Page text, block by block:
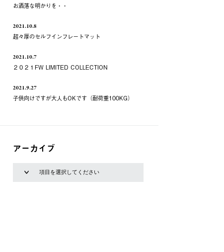
お洒落な明かりを・・
2021.10.8
超々厚のセルフインフレートマット
2021.10.7
２０２１FW LIMITED COLLECTION
2021.9.27
子供向けですが大人もOKです（耐荷重100KG）
アーカイブ